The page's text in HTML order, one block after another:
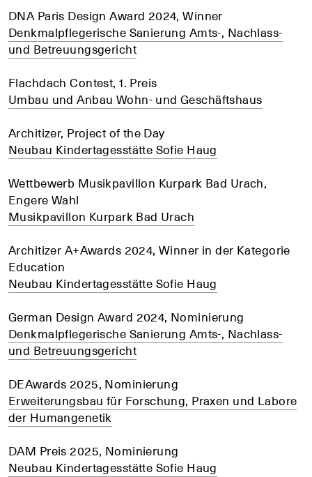
DNA Paris Design Award 2024, Winner
Denkmalpflegerische Sanierung Amts-, Nachlass-
und Betreuungsgericht
Flachdach Contest, 1. Preis
Umbau und Anbau Wohn- und Geschäftshaus
Architizer, Project of the Day
Neubau Kindertagesstätte Sofie Haug
Wettbewerb Musikpavillon Kurpark Bad Urach,
Engere Wahl
Musikpavillon Kurpark Bad Urach
Architizer A+Awards 2024, Winner in der Kategorie
Education
Neubau Kindertagesstätte Sofie Haug
German Design Award 2024, Nominierung
Denkmalpflegerische Sanierung Amts-, Nachlass-
und Betreuungsgericht
DEAwards 2025, Nominierung
Erweiterungsbau für Forschung, Praxen und Labore
der Humangenetik
DAM Preis 2025, Nominierung
Neubau Kindertagesstätte Sofie Haug